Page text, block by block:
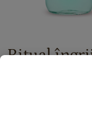
Ritual
Dacă aveţi card Royal